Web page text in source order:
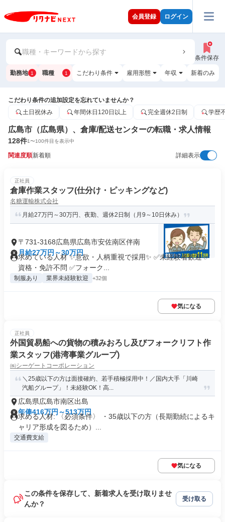
会員登録 ログイン
職種・キーワードから探す
条件保存
勤務地 1 職種 1 こだわり条件 雇用形態 年収 新着のみ
こだわり条件の追加設定を忘れていませんか？
土日祝休み
年間休日120日以上 完全週休2日制 学歴
広島市（広島県）、倉庫/配送センターの転職・求人情報
128件1〜100件目を表示中
関連度順新着順 詳細表示
正社員
倉庫作業スタッフ(仕分け・ピッキングなど)
名糖運輸株式会社
月給27万円～30万円、夜勤、週休2日制（月9～10日休み）
〒731-3168広島県広島市安佐南区伴南
月給27万円～30万円
求めている人材 ✨意欲・人柄重視で採用✨ ✅未経験者歓迎 ✅
資格・免許不問 ✅フォーク...
制服あり 業界未経験歓迎 +32個
気になる
正社員
外国貿易船への貨物の積みおろし及びフォークリフト作
業スタッフ(港湾事業グループ)
㈱シーゲートコーポレーション
＼25歳以下の方は面接確約、若手積極採用中！／国内大手「川崎
汽船グループ」！未経験OK！高...
広島県広島市南区出島
年俸416万円～513万円
求める人材: 〈必須条件〉 ・35歳以下の方（長期勤続によるキ
ャリア形成を図るため）...
交通費支給
気になる
この条件を保存して、新着求人を受け取りませ
んか？
受け取る